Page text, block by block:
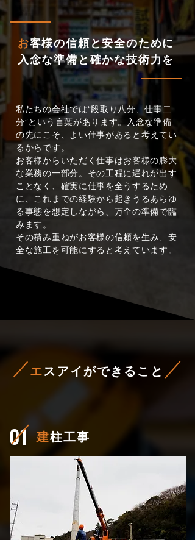
お客様の信頼と安全のために
​入念な準備と確かな技術力を
私たちの会社では“段取り八分、仕事二
分”という言葉があります。入念な準備
の先にこそ、よい仕事があると考えてい
るからです。
お客様からいただく仕事はお客様の膨大
な業務の一部分。その工程に遅れが出す
ことなく、確実に仕事を全うするため
に、これまでの経験から起きうるあらゆ
る事態を想定しながら、万全の準備で臨
みます。
その積み重ねがお客様の信頼を生み、安
全な施工を可能にすると考えています。
エスアイができること
01 建柱工事